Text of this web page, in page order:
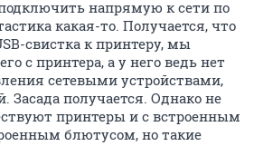
напрямую к сети по
какая-то. Получается, что
свистка к принтеру, мы
с принтера, а у него ведь нет
сетевыми устройствами,
Засада получается. Однако не
принтеры и с встроенным
блютусом, но такие